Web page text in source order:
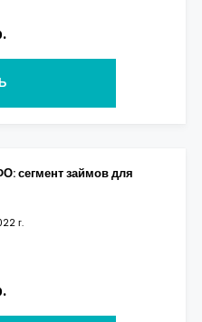
сегмент займов для
г.